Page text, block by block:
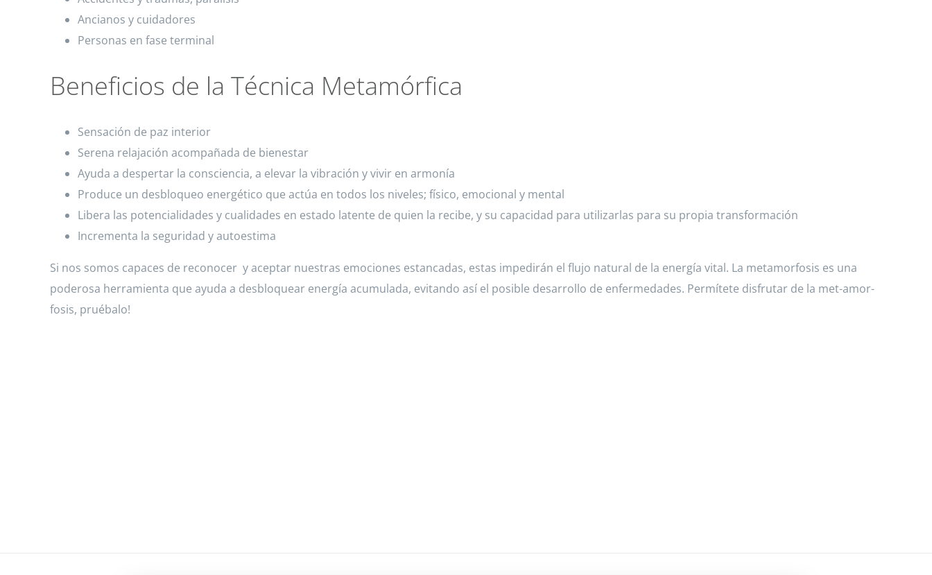
Ancianos y cuidadores
Personas en fase terminal
Beneficios de la Técnica Metamórfica
Sensación de paz interior
Serena relajación acompañada de bienestar
Ayuda a despertar la consciencia, a elevar la vibración y vivir en armonía
Produce un desbloqueo energético que actúa en todos los niveles; físico, emocional y mental
Libera las potencialidades y cualidades en estado latente de quien la recibe, y su capacidad para utilizarlas para su propia transformación
Incrementa la seguridad y autoestima
Si nos somos capaces de reconocer y aceptar nuestras emociones estancadas, estas impedirán el flujo natural de la energía vital. La metamorfosis es una
poderosa herramienta que ayuda a desbloquear energía acumulada, evitando así el posible desarrollo de enfermedades. Permítete disfrutar de la met-amor-
fosis, pruébalo!